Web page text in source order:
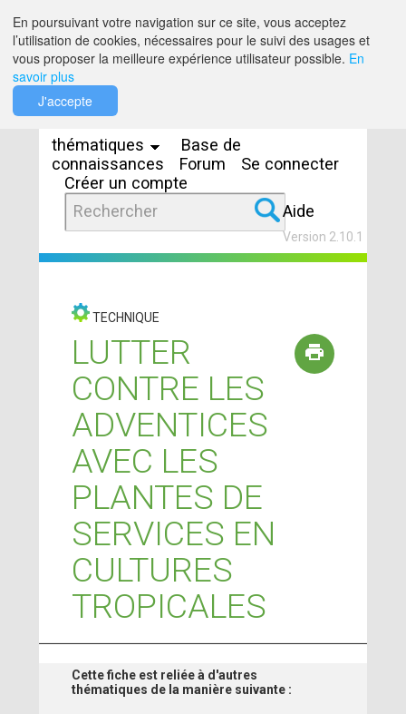
thématiques
Base de
connaissances
Forum
Se connecter
Créer un compte
Aide
Version 2.10.1
TECHNIQUE
LUTTER
CONTRE LES
ADVENTICES
AVEC LES
PLANTES DE
SERVICES EN
CULTURES
TROPICALES
Cette fiche est reliée à d'autres
thématiques de la manière suivante :
En poursuivant votre navigation sur ce site, vous acceptez
l’utilisation de cookies, nécessaires pour le suivi des usages et
vous proposer la meilleure expérience utilisateur possible. En
savoir plus
J'accepte